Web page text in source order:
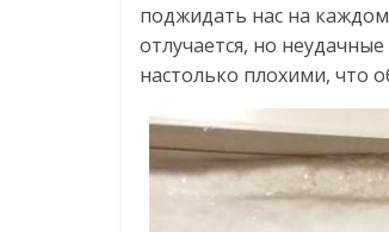
поджидать нас на
отлучается, но
настолько плохими, что